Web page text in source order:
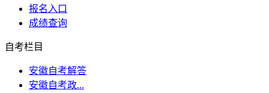
报名入口
成绩查询
自考栏目
安徽自考解答
安徽自考政...